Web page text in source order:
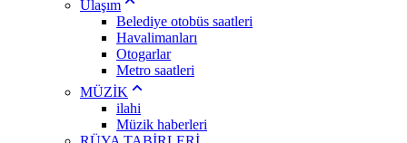
Ulaşım
Belediye otobüs saatleri
Havalimanları
Otogarlar
Metro saatleri
MÜZİK
ilahi
Müzik haberleri